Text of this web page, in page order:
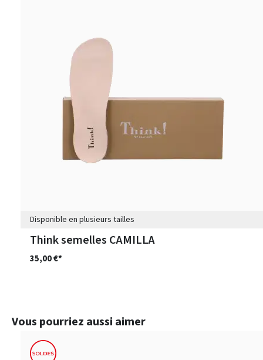
Disponible en plusieurs tailles
Think semelles CAMILLA
35,00 €*
Ignorer la galerie de produits
Vous pourriez aussi aimer